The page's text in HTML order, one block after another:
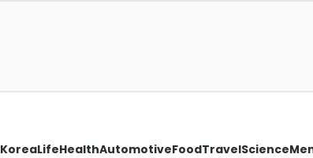
KoreaLifeHealthAutomotiveFoodTravelScience